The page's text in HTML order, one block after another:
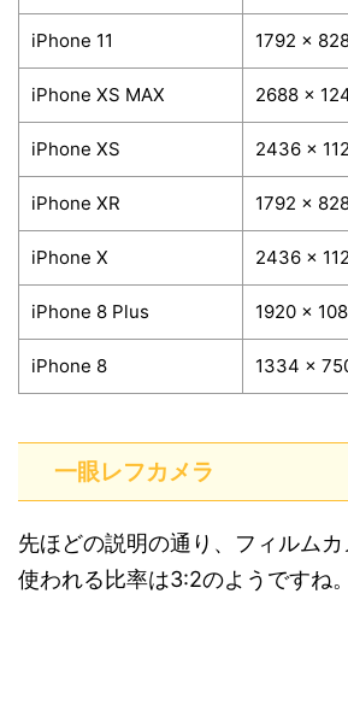
iPhone 11 1792 x
iPhone XS MAX 2688 x
iPhone XS 2436 x
iPhone XR 1792 x
iPhone X 2436 x
iPhone 8 Plus 1920 x
iPhone 8 1334 x
一眼レフカメラ
先ほどの説明の通り、フィルム
使われる比率は3:2のようですね。